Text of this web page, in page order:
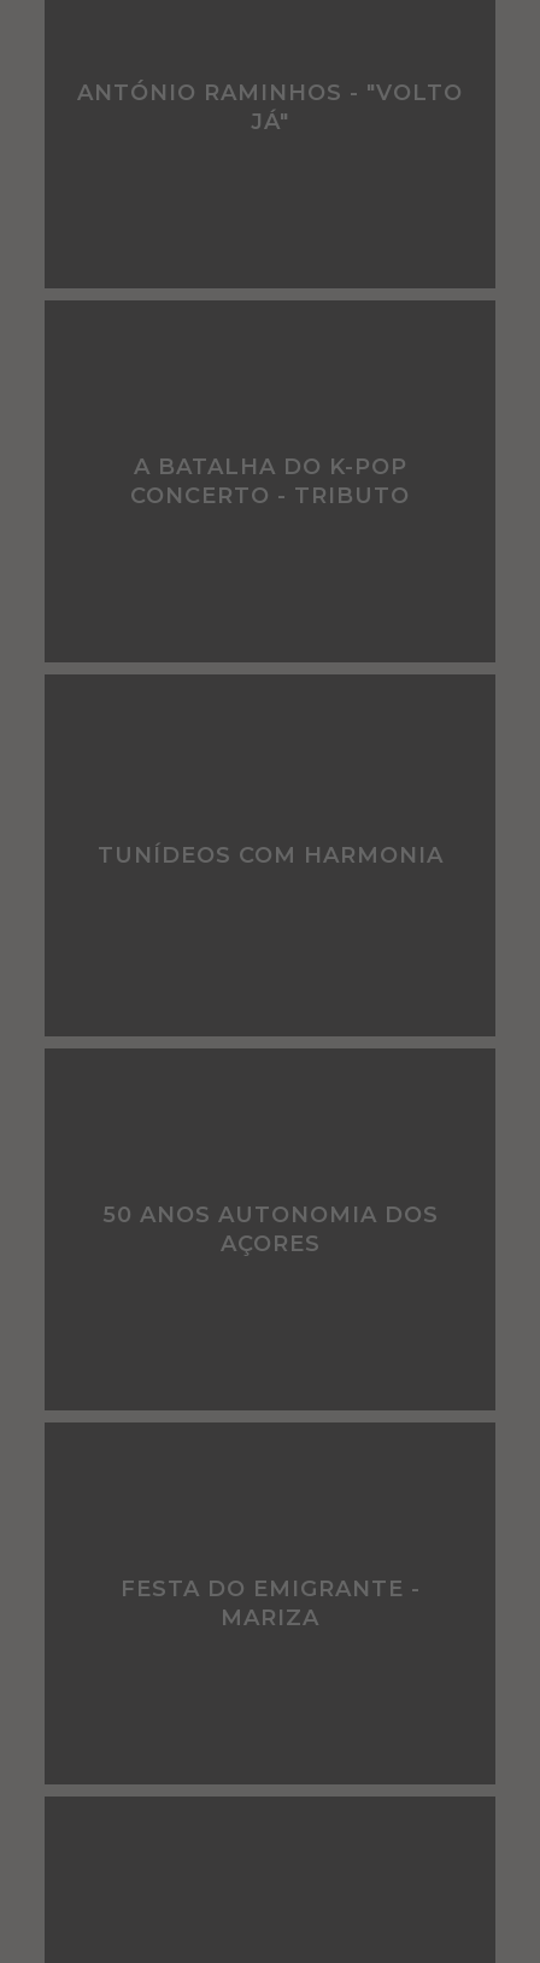
ANTÓNIO RAMINHOS - "VOLTO
JÁ"
A BATALHA DO K-POP
CONCERTO - TRIBUTO
TUNÍDEOS COM HARMONIA
50 ANOS AUTONOMIA DOS
AÇORES
FESTA DO EMIGRANTE -
MARIZA